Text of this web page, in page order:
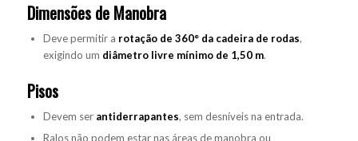
Dimensões de Manobra
Deve permitir a rotação de 360° da cadeira de rodas,
exigindo um diâmetro livre mínimo de 1,50 m.
Pisos
Devem ser antiderrapantes, sem desníveis na entrada.
Ralos não podem estar nas áreas de manobra ou